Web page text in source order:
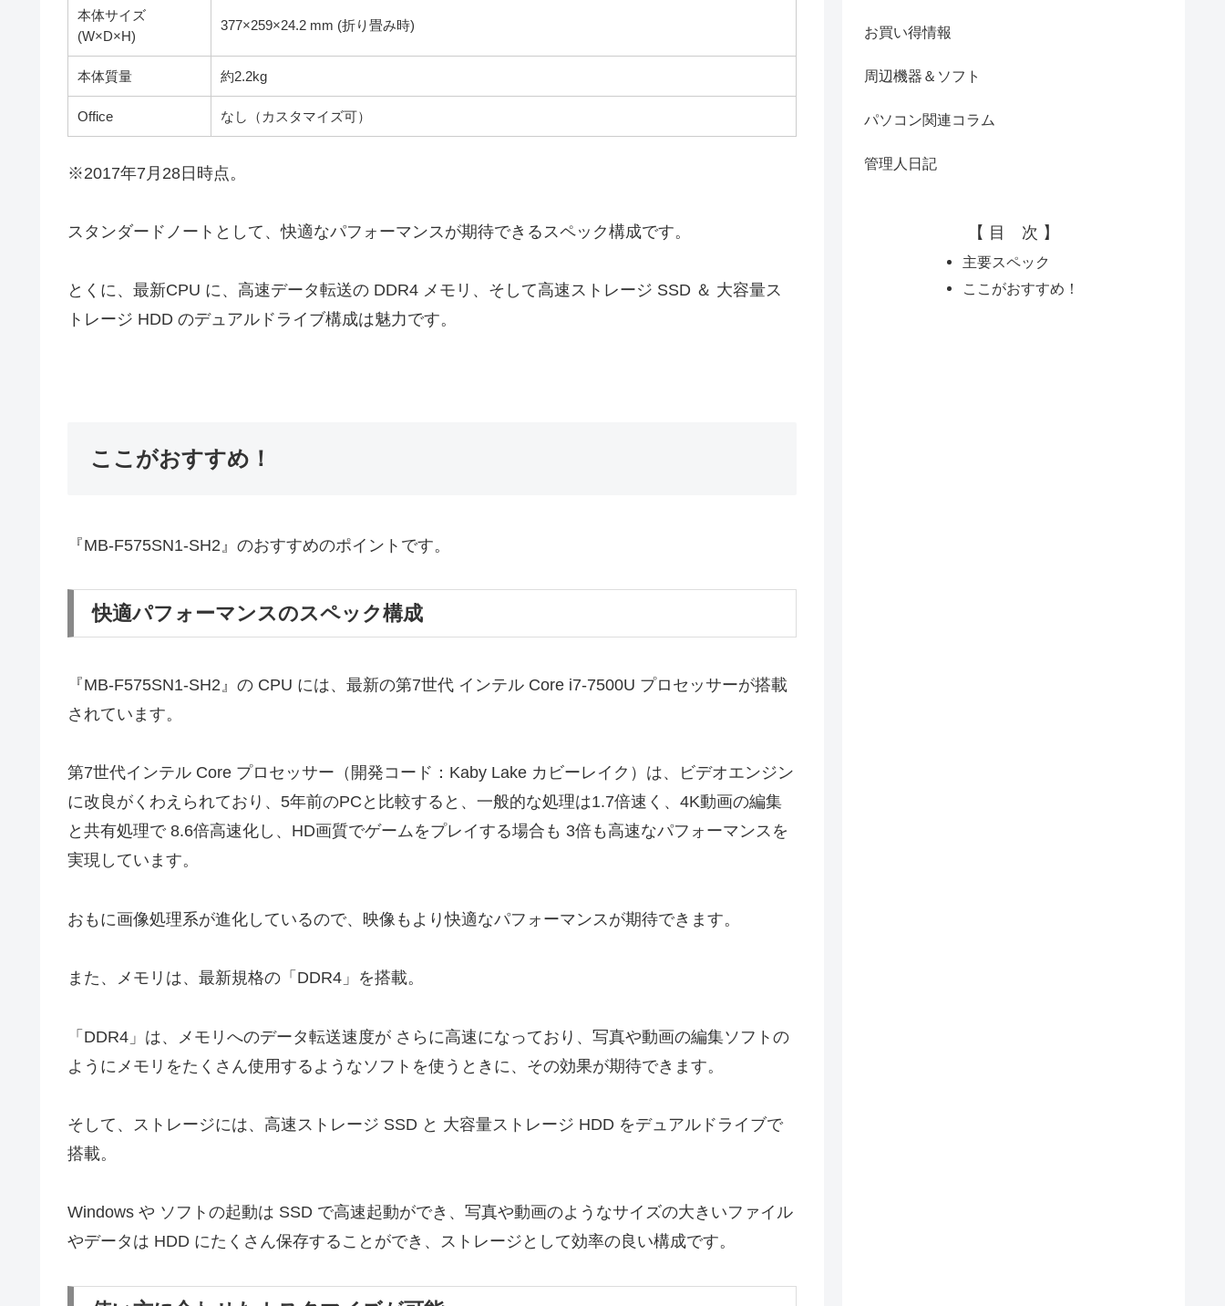
本体サイズ
(W×D×H)
377×259×24.2 mm (折り畳み時)
本体質量 約2.2kg
Office なし（カスタマイズ可）
※2017年7月28日時点。
スタンダードノートとして、快適なパフォーマンスが期待できるスペック構成です。
とくに、最新CPU に、高速データ転送の DDR4 メモリ、そして高速ストレージ SSD ＆ 大容量ス
トレージ HDD のデュアルドライブ構成は魅力です。
ここがおすすめ！
『MB-F575SN1-SH2』のおすすめのポイントです。
快適パフォーマンスのスペック構成
『MB-F575SN1-SH2』の CPU には、最新の第7世代 インテル Core i7-7500U プロセッサーが搭載
されています。
第7世代インテル Core プロセッサー（開発コード：Kaby Lake カビーレイク）は、ビデオエンジン
に改良がくわえられており、5年前のPCと比較すると、一般的な処理は1.7倍速く、4K動画の編集
と共有処理で 8.6倍高速化し、HD画質でゲームをプレイする場合も 3倍も高速なパフォーマンスを
実現しています。
おもに画像処理系が進化しているので、映像もより快適なパフォーマンスが期待できます。
また、メモリは、最新規格の「DDR4」を搭載。
「DDR4」は、メモリへのデータ転送速度が さらに高速になっており、写真や動画の編集ソフトの
ようにメモリをたくさん使用するようなソフトを使うときに、その効果が期待できます。
そして、ストレージには、高速ストレージ SSD と 大容量ストレージ HDD をデュアルドライブで
搭載。
Windows や ソフトの起動は SSD で高速起動ができ、写真や動画のようなサイズの大きいファイル
やデータは HDD にたくさん保存することができ、ストレージとして効率の良い構成です。
お買い得情報
周辺機器＆ソフト
パソコン関連コラム
管理人日記
【 目 次 】
主要スペック
ここがおすすめ！